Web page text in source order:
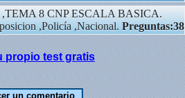
,TEMA 8 CNP ESCALA BASICA.
,Policía ,Nacional. Preguntas:38
propio test gratis